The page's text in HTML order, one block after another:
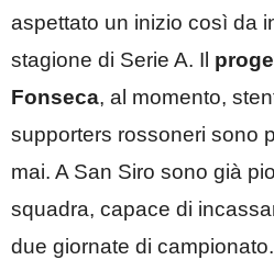
aspettato un inizio così da
stagione di Serie A. Il
Fonseca, al momento,
supporters rossoneri sono
mai. A San Siro sono già
squadra, capace di
due giornate di campionato.